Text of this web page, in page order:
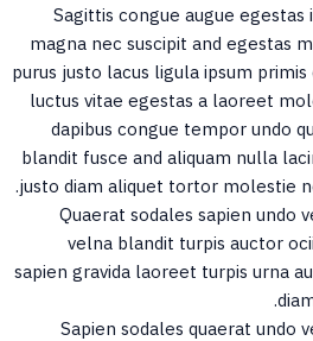
Sagittis congue augue
magna nec suscipit and
purus justo lacus ligula ipsum
luctus vitae egestas a laoreet
dapibus congue tempor
blandit fusce and aliquam nulla
justo diam aliquet tortor
Quaerat sodales sapien
velna blandit turpis auctor
sapien gravida laoreet turpis
Sapien sodales quaerat